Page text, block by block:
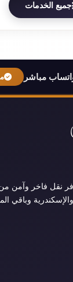
الخدمات
مباشر متاح
نقل فاخر وآمن من
وباقي